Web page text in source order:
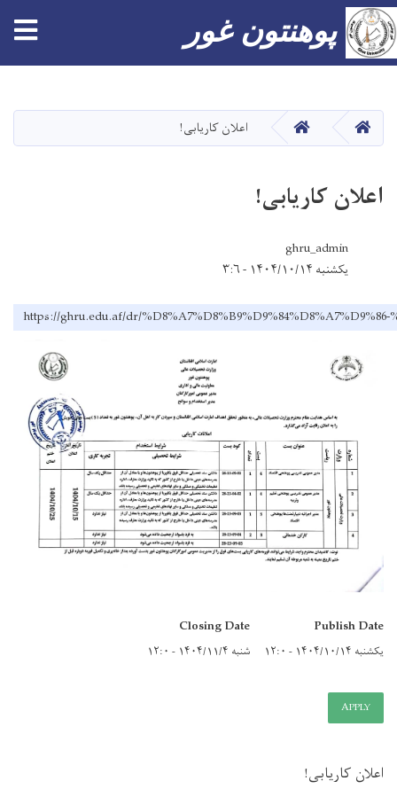
main
content
پوهنتون غور
صفحه اصلیصفحه اصلیاعلان کاریابی!
اعلان کاریابی!
ghru_admin
یکشنبه ۱۴۰۴/۱۰/۱۴ - ۳:۶
https://ghru.edu.af/dr/
Publish Date
یکشنبه ۱۴۰۴/۱۰/۱۴ - ۱۲:۰
Closing Date
شنبه ۱۴۰۴/۱۱/۴ - ۱۲:۰
APPLY
اعلان کاریابی!